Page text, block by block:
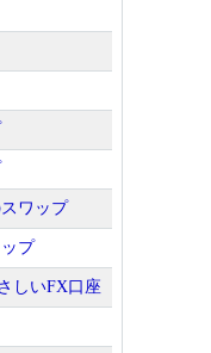
ワップ
プ
しいFX口座